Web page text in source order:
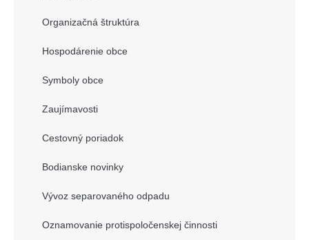
Organizačná štruktúra
Hospodárenie obce
Symboly obce
Zaujímavosti
Cestovný poriadok
Bodianske novinky
Vývoz separovaného odpadu
Oznamovanie protispoločenskej činnosti